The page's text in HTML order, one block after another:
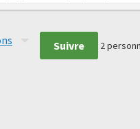
Suivre 2